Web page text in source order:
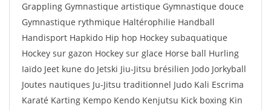
Grappling Gymnastique artistique Gymnastique douce
Gymnastique rythmique Haltérophilie Handball
Handisport Hapkido Hip hop Hockey subaquatique
Hockey sur gazon Hockey sur glace Horse ball Hurling
Iaïdo Jeet kune do Jetski Jiu-Jitsu brésilien Jodo Jorkyball
Joutes nautiques Ju-Jitsu traditionnel Judo Kali Escrima
Karaté Karting Kempo Kendo Kenjutsu Kick boxing Kin